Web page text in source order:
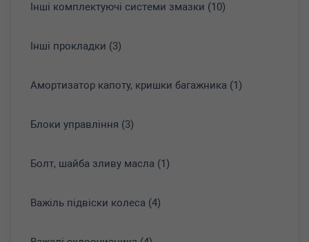
Інші комплектуючі системи змазки (10)
Інші прокладки (3)
Амортизатор капоту, кришки багажника (1)
Блоки управління (3)
Болт, шайба зливу масла (1)
Важіль підвіски колеса (4)